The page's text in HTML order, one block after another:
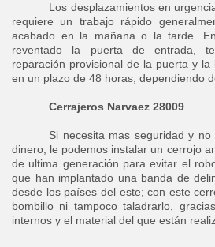
Los desplazamientos en
requiere un trabajo rápido
acabado en la mañana o la tarde.
reventado la puerta de entrada,
reparación provisional de la puerta y
en un plazo de 48 horas, dependiendo
Cerrajeros Narvaez 28009
Si necesita mas seguridad y
dinero, le podemos instalar un cerrojo
de ultima generación para evitar el
que han implantado una banda de
desde los países del este; con este
bombillo ni tampoco taladrarlo,
internos y el material del que están